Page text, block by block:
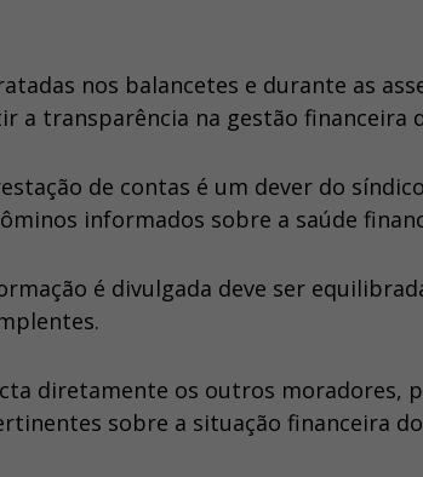
nos balancetes e durante as
a transparência na gestão financeira
de contas é um dever do
informados sobre a saúde
é divulgada deve ser
diretamente os outros moradores,
sobre a situação financeira